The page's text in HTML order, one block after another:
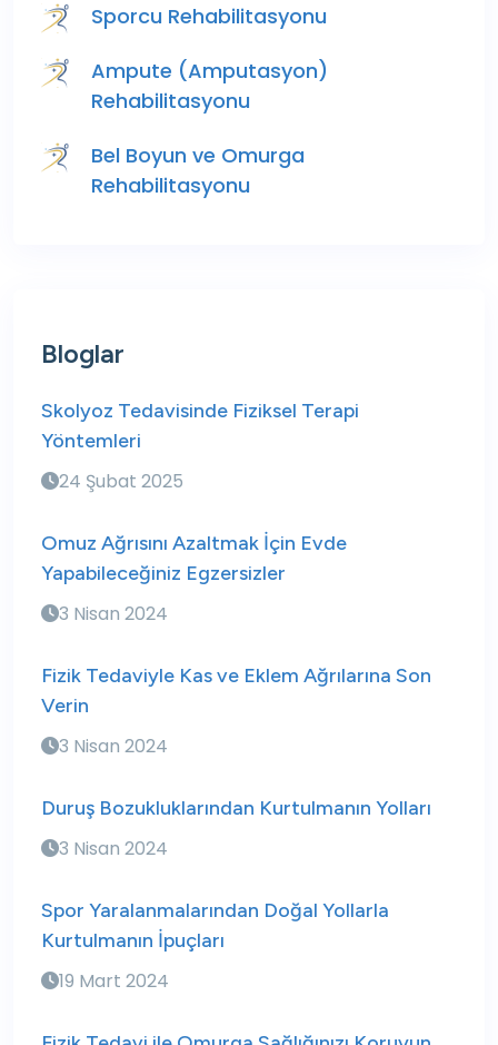
Sporcu Rehabilitasyonu
Ampute (Amputasyon)
Rehabilitasyonu
Bel Boyun ve Omurga
Rehabilitasyonu
Bloglar
Skolyoz Tedavisinde Fiziksel Terapi
Yöntemleri
24 Şubat 2025
Omuz Ağrısını Azaltmak İçin Evde
Yapabileceğiniz Egzersizler
3 Nisan 2024
Fizik Tedaviyle Kas ve Eklem Ağrılarına Son
Verin
3 Nisan 2024
Duruş Bozukluklarından Kurtulmanın Yolları
3 Nisan 2024
Spor Yaralanmalarından Doğal Yollarla
Kurtulmanın İpuçları
19 Mart 2024